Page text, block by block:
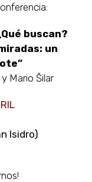
buscan?
un
Mario Šilar
Isidro)